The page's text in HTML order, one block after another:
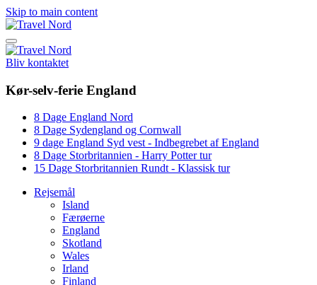
Skip to main content
Bliv kontaktet
Kør-selv-ferie England
8 Dage England Nord
8 Dage Sydengland og Cornwall
9 dage England Syd vest - Indbegrebet af England
8 Dage Storbritannien - Harry Potter tur
15 Dage Storbritannien Rundt - Klassisk tur
Rejsemål
Island
Færøerne
England
Skotland
Wales
Irland
Finland